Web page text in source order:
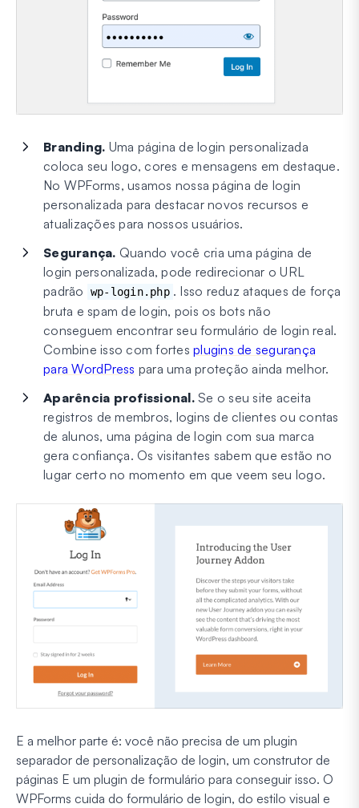
Branding. Uma página de login personalizada
coloca seu logo, cores e mensagens em destaque.
No WPForms, usamos nossa página de login
personalizada para destacar novos recursos e
atualizações para nossos usuários.
Segurança. Quando você cria uma página de
login personalizada, pode redirecionar o URL
padrão
wp-login.php . Isso reduz ataques de força
bruta e spam de login, pois os bots não
conseguem encontrar seu formulário de login real.
Combine isso com fortes plugins de segurança
para WordPress para uma proteção ainda melhor.
Aparência profissional.Se o seu site aceita
registros de membros, logins de clientes ou contas
de alunos, uma página de login com sua marca
gera confiança. Os visitantes sabem que estão no
lugar certo no momento em que veem seu logo.
E a melhor parte é: você não precisa de um plugin
separador de personalização de login, um construtor de
páginas E um plugin de formulário para conseguir isso. O
WPForms cuida do formulário de login, do estilo visual e